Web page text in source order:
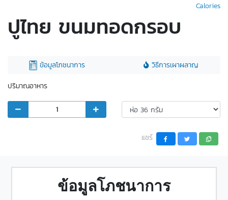
Calories
ปูไทย ขนมทอดกรอบ
ข้อมูลโภชนาการ
วิธีการเผาผลาญ
ปริมาณอาหาร
แชร์
ข้อมูลโภชนาการ